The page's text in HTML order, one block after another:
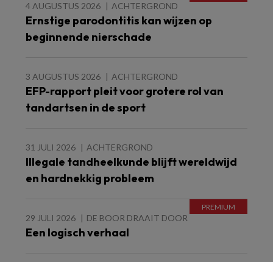
4 AUGUSTUS 2026 ACHTERGROND
Ernstige parodontitis kan wijzen op
beginnende nierschade
3 AUGUSTUS 2026 ACHTERGROND
EFP-rapport pleit voor grotere rol van
tandartsen in de sport
31 JULI 2026 ACHTERGROND
Illegale tandheelkunde blijft wereldwijd
en hardnekkig probleem
29 JULI 2026 DE BOOR DRAAIT DOOR
Een logisch verhaal